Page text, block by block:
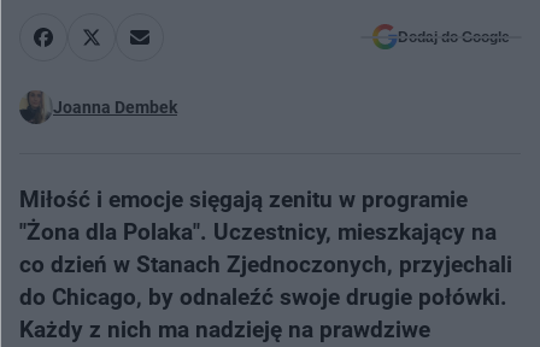
Dodaj do Google
Joanna Dembek
Miłość i emocje sięgają zenitu w programie
"Żona dla Polaka". Uczestnicy, mieszkający na
co dzień w Stanach Zjednoczonych, przyjechali
do Chicago, by odnaleźć swoje drugie połówki.
Każdy z nich ma nadzieję na prawdziwe